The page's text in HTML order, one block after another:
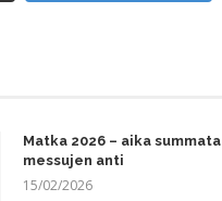
Shiota –
Matka 2026 – aika summata
messujen anti
15/02/2026